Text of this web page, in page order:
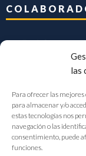
las
Para ofrecer las
para almacenar y/o
estas tecnologías nos
navegación o las
consentimiento, puede
funciones.